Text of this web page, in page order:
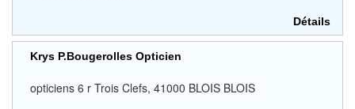
Détails
Krys P.Bougerolles Opticien
opticiens 6 r Trois Clefs, 41000 BLOIS BLOIS